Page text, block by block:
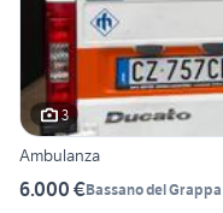
3
Ambulanza
6.000 €Bassano del Grappa